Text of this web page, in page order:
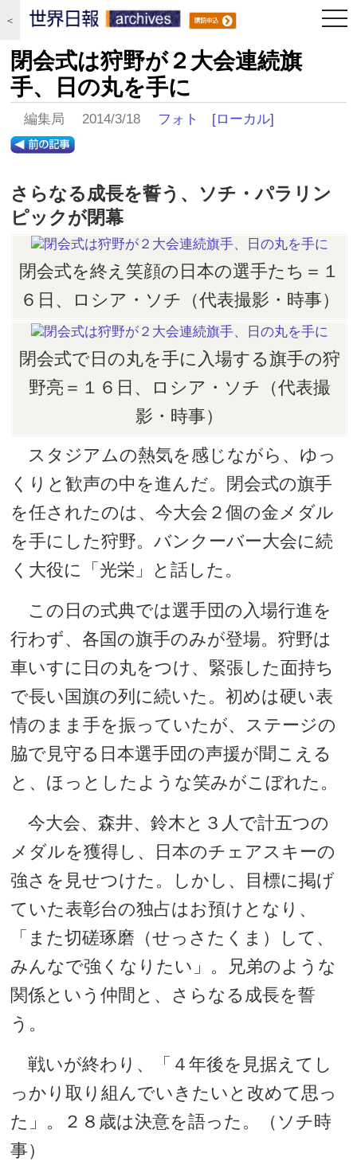
＜
閉会式は狩野が２大会連続旗
手、日の丸を手に
編集局 2014/3/18 フォト [ローカル]
さらなる成長を誓う、ソチ・パラリン
ピックが閉幕
閉会式を終え笑顔の日本の選手たち＝１
６日、ロシア・ソチ（代表撮影・時事）
閉会式で日の丸を手に入場する旗手の狩
野亮＝１６日、ロシア・ソチ（代表撮
影・時事）
スタジアムの熱気を感じながら、ゆっ
くりと歓声の中を進んだ。閉会式の旗手
を任されたのは、今大会２個の金メダル
を手にした狩野。バンクーバー大会に続
く大役に「光栄」と話した。
この日の式典では選手団の入場行進を
行わず、各国の旗手のみが登場。狩野は
車いすに日の丸をつけ、緊張した面持ち
で長い国旗の列に続いた。初めは硬い表
情のまま手を振っていたが、ステージの
脇で見守る日本選手団の声援が聞こえる
と、ほっとしたような笑みがこぼれた。
今大会、森井、鈴木と３人で計五つの
メダルを獲得し、日本のチェアスキーの
強さを見せつけた。しかし、目標に掲げ
ていた表彰台の独占はお預けとなり、
「また切磋琢磨（せっさたくま）して、
みんなで強くなりたい」。兄弟のような
関係という仲間と、さらなる成長を誓
う。
戦いが終わり、「４年後を見据えてし
っかり取り組んでいきたいと改めて思っ
た」。２８歳は決意を語った。（ソチ時
事）